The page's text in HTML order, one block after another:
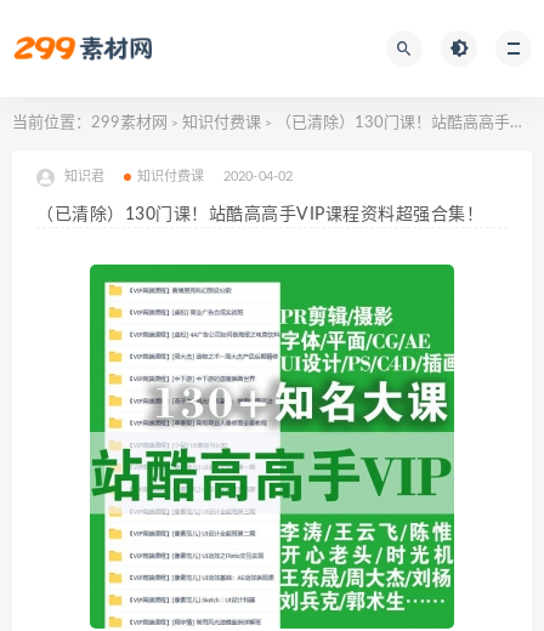
当前位置： 299素材网 > 知识付费课 > （已清除）130门课！站酷高高手VIP课程资料超强合集！
知识君 知识付费课 2020-04-02
（已清除）130门课！站酷高高手VIP课程资料超强合集！